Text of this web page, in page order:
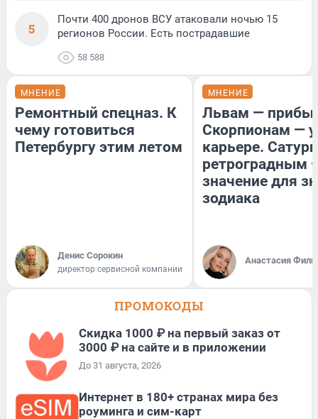
5
Почти 400 дронов ВСУ атаковали ночью 15
регионов России. Есть пострадавшие
58 588
МНЕНИЕ
Ремонтный спецназ. К
чему готовиться
Петербургу этим летом
Денис Сорокин
директор сервисной компании
МНЕНИЕ
Львам —
Скорпионам —
карьере.
ретроградным
значение для
зодиака
Анастасия
ПРОМОКОДЫ
Скидка 1000 ₽ на первый заказ от
3000 ₽ на сайте и в приложении
До 31 августа, 2026
Интернет в 180+ странах мира без
роуминга и сим-карт